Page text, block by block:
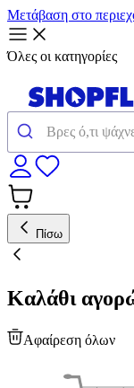
Μετάβαση στο
Όλες οι κατηγορίες
Πίσω
Καλάθι
Αφαίρεση όλων